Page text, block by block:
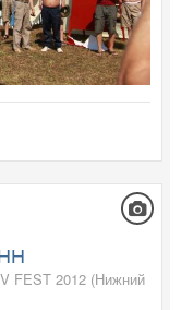
FEST 2012 (Нижний